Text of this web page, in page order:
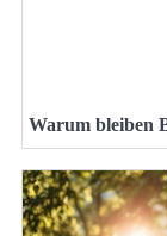
Warum bleiben